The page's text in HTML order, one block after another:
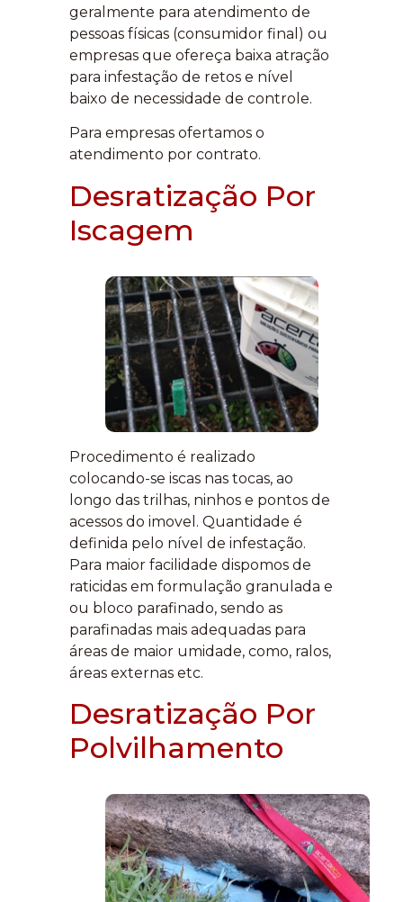
geralmente para atendimento de
pessoas físicas (consumidor final) ou
empresas que ofereça baixa atração
para infestação de retos e nível
baixo de necessidade de controle.
Para empresas ofertamos o
atendimento por contrato.
Desratização Por
Iscagem
Procedimento é realizado
colocando-se iscas nas tocas, ao
longo das trilhas, ninhos e pontos de
acessos do imovel. Quantidade é
definida pelo nível de infestação.
Para maior facilidade dispomos de
raticidas em formulação granulada e
ou bloco parafinado, sendo as
parafinadas mais adequadas para
áreas de maior umidade, como, ralos,
áreas externas etc.
Desratização Por
Polvilhamento